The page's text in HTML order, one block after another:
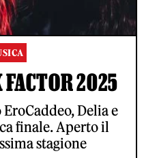
2025
Delia e
finale. Aperto il
stagione